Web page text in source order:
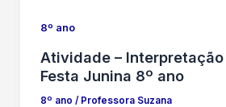
8º ano
Atividade –
Festa Junina 8º ano
8º ano / Professora Suzana